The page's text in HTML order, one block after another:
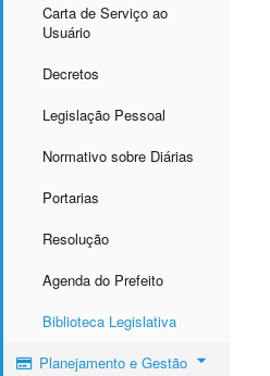
Carta de Serviço ao
Usuário
Decretos
Legislação Pessoal
Normativo sobre Diárias
Portarias
Resolução
Agenda do Prefeito
Biblioteca Legislativa
Planejamento e Gestão